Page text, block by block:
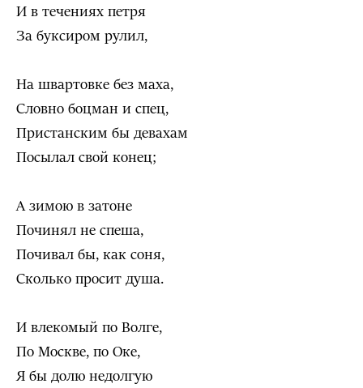
И в течениях петря
За буксиром рулил,
На швартовке без маха,
Словно боцман и спец,
Пристанским бы девахам
Посылал свой конец;
А зимою в затоне
Починял не спеша,
Почивал бы, как соня,
Сколько просит душа.
И влекомый по Волге,
По Москве, по Оке,
Я бы долю недолгую